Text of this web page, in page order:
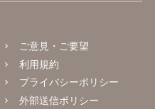
ご意見・ご要望
利用規約
プライバシーポリシー
外部送信ポリシー